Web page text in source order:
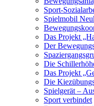
Sport-
Spielmobil
Das Projekt
Der
Die
Das Projekt
Die
Spielgerät –
Sport verbindet